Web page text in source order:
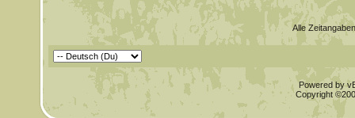
Alle
Powered by
Copyright